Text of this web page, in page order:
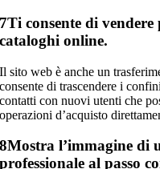
7Ti consente di
cataloghi online.
Il sito web è anche un
consente di trascendere i
contatti con nuovi utenti che
operazioni d’acquisto
8Mostra l’immagine di
professionale al passo